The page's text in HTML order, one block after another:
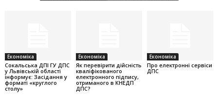
Економіка
Cокальська ДПІ ГУ ДПС
у Львівській області
інформує: Засідання у
форматі «круглого
столу»
Економіка
Як перевірити дійсність
кваліфікованого
електронного підпису,
отриманого в КНЕДП
ДПС?
Економіка
Про електронні сервіси
ДПС